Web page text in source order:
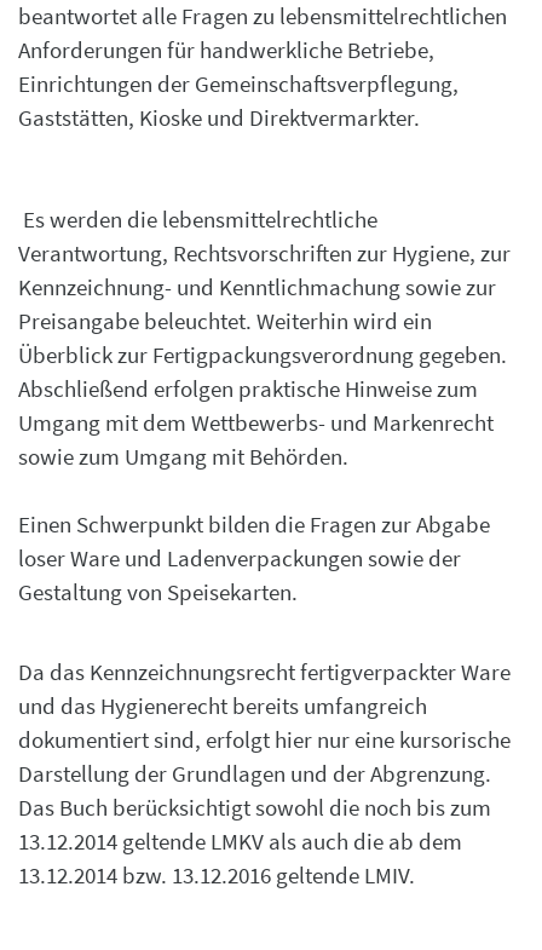
beantwortet alle Fragen zu lebensmittelrechtlichen
Anforderungen für handwerkliche Betriebe,
Einrichtungen der Gemeinschaftsverpflegung,
Gaststätten, Kioske und Direktvermarkter.
Es werden die lebensmittelrechtliche
Verantwortung, Rechtsvorschriften zur Hygiene, zur
Kennzeichnung- und Kenntlichmachung sowie zur
Preisangabe beleuchtet. Weiterhin wird ein
Überblick zur Fertigpackungsverordnung gegeben.
Abschließend erfolgen praktische Hinweise zum
Umgang mit dem Wettbewerbs- und Markenrecht
sowie zum Umgang mit Behörden.
Einen Schwerpunkt bilden die Fragen zur Abgabe
loser Ware und Ladenverpackungen sowie der
Gestaltung von Speisekarten.
Da das Kennzeichnungsrecht fertigverpackter Ware
und das Hygienerecht bereits umfangreich
dokumentiert sind, erfolgt hier nur eine kursorische
Darstellung der Grundlagen und der Abgrenzung.
Das Buch berücksichtigt sowohl die noch bis zum
13.12.2014 geltende LMKV als auch die ab dem
13.12.2014 bzw. 13.12.2016 geltende LMIV.